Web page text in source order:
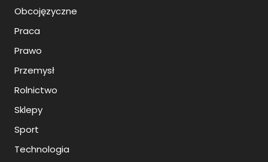
Obcojęzyczne
Praca
Prawo
Przemysł
Rolnictwo
Sklepy
Sport
Technologia